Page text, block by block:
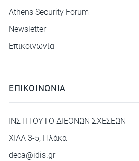
Athens Security Forum
Newsletter
Επικοινωνία
ΕΠΙΚΟΙΝΩΝΙΑ
ΙΝΣΤΙΤΟΥΤΟ ΔΙΕΘΝΩΝ ΣΧΕΣΕΩΝ
ΧΙΛΛ 3-5, Πλάκα
deca@idis.gr